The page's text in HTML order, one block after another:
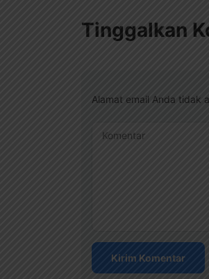
Tinggalkan
Alamat email Anda tidak
Komentar